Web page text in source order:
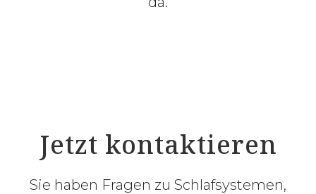
Jetzt kontaktieren
Sie haben Fragen zu Schlafsystemen,